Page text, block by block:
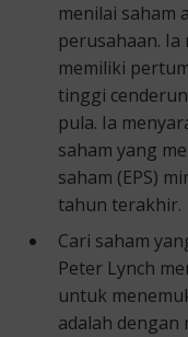
menilai saham
perusahaan.
memiliki
tinggi
pula. Ia
saham yang
saham (EPS)
tahun terakhir.
Cari saham
Peter Lynch
untuk
adalah dengan